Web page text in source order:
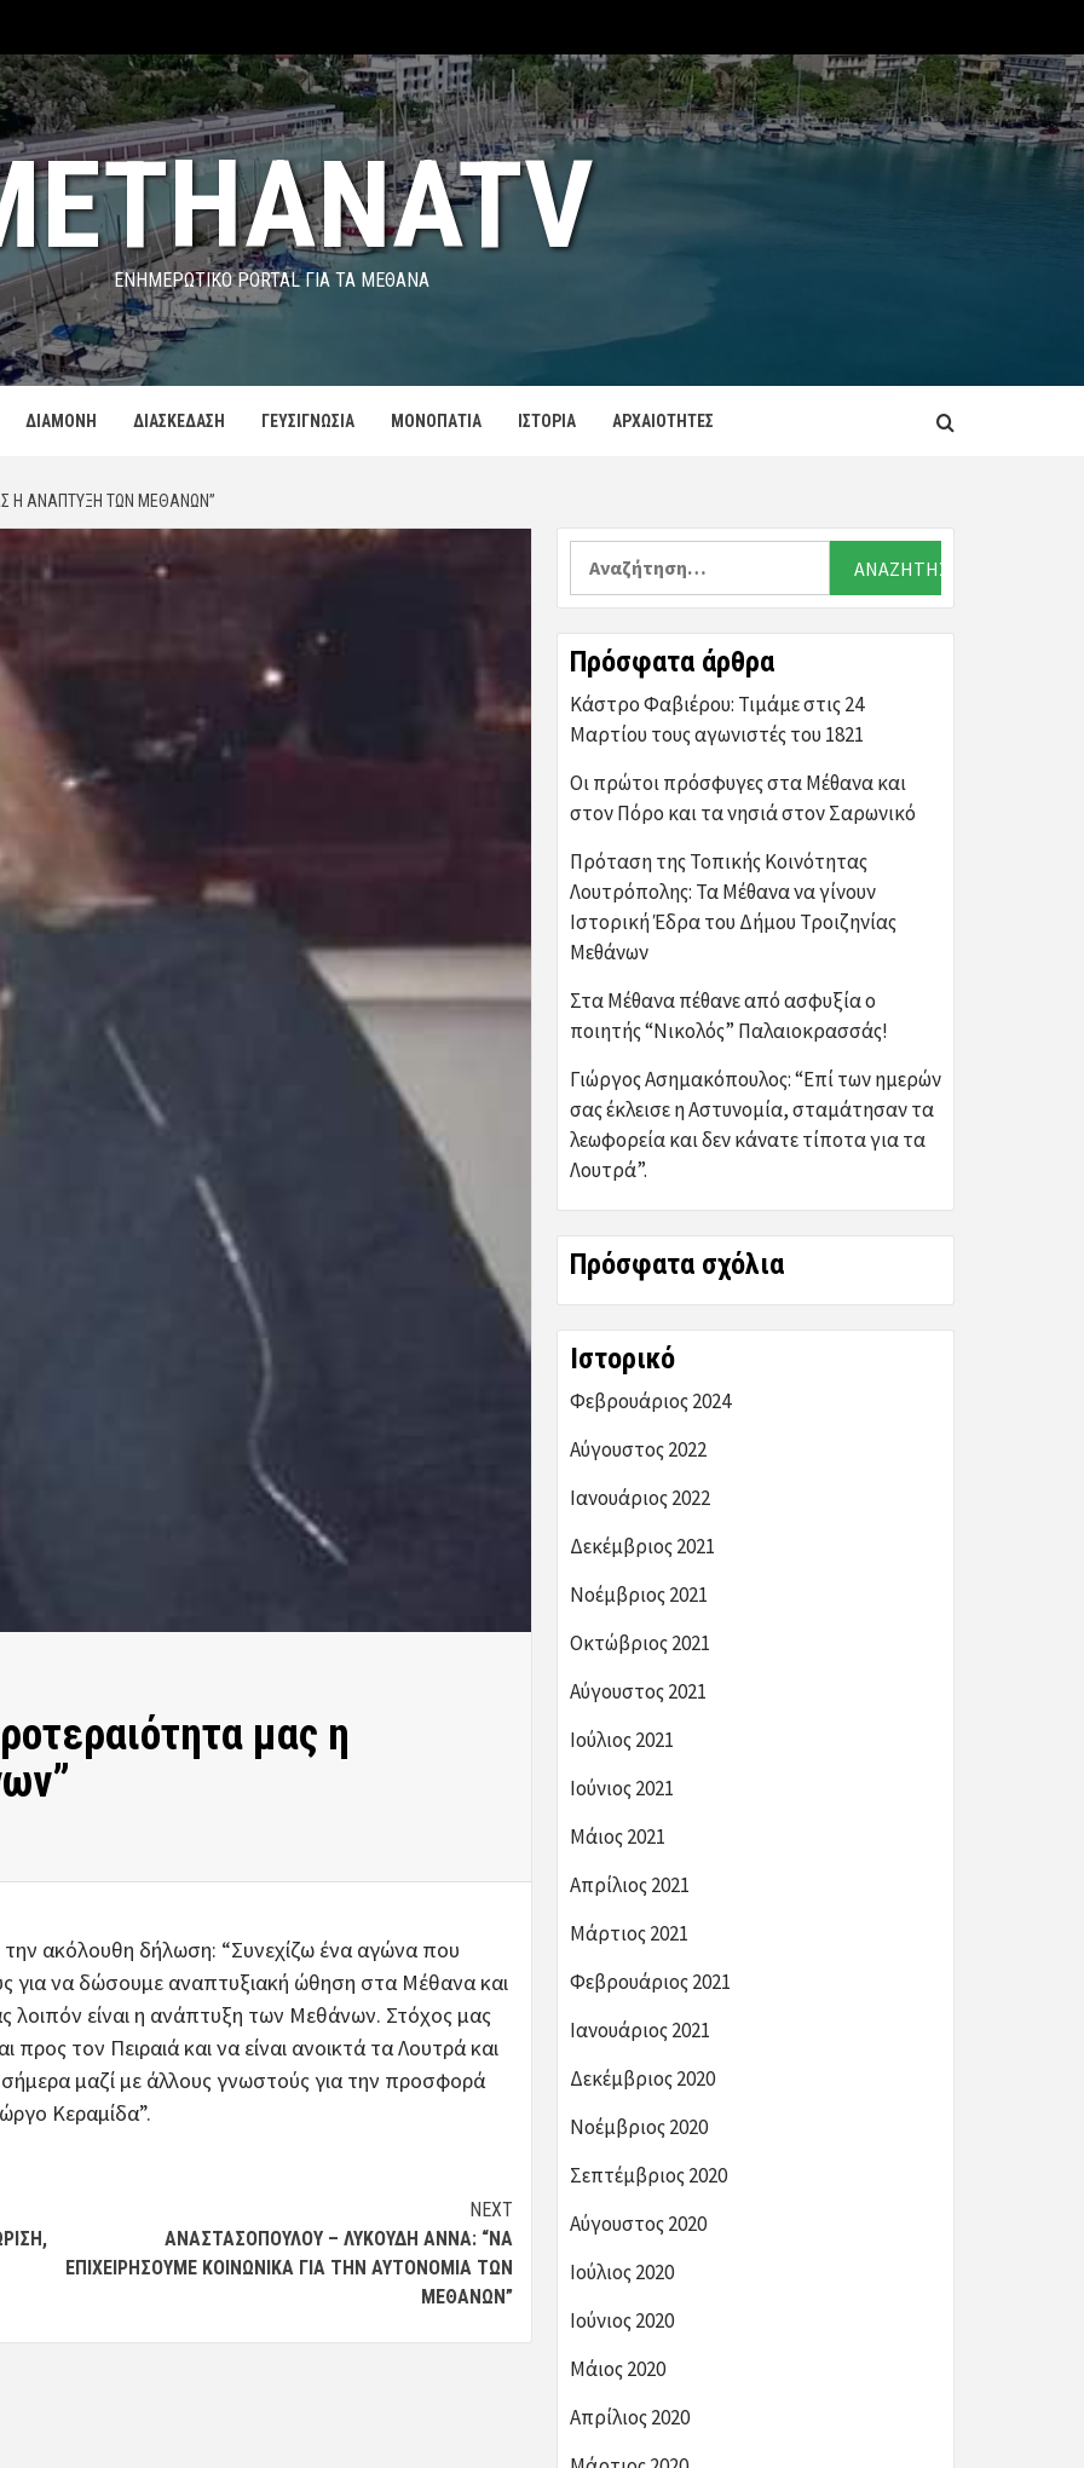
ΕΝΗΜΕΡΩΤΙΚΌ PORTAL ΓΙΑ ΤΑ ΜΕΘΑΝΑ
ΔΙΑΜΟΝΗ ΔΙΑΣΚΕΔΑΣΗ ΓΕΥΣΙΓΝΩΣΙΑ ΜΟΝΟΠΑΤΙΑ ΙΣΤΟΡΙΑ ΑΡΧΑΙΟΤΗΤΕΣ
Η ΑΝΆΠΤΥΞΗ ΤΩΝ ΜΕΘΆΝΩΝ”
μας η
ακόλουθη δήλωση: “Συνεχίζω ένα αγώνα που
για να δώσουμε αναπτυξιακή ώθηση στα Μέθανα και
λοιπόν είναι η ανάπτυξη των Μεθάνων. Στόχος μας
τον Πειραιά και να είναι ανοικτά τα Λουτρά και
σήμερα μαζί με άλλους γνωστούς για την προσφορά
Κεραμίδα”.
NEXT
ΑΝΑΣΤΑΣΟΠΟΎΛΟΥ – ΛΥΚΟΎΔΗ ΆΝΝΑ: “ΝΑ
ΕΠΙΧΕΙΡΉΣΟΥΜΕ ΚΟΙΝΩΝΙΚΆ ΓΙΑ ΤΗΝ ΑΥΤΟΝΟΜΊΑ ΤΩΝ
ΜΕΘΆΝΩΝ”
Αναζήτηση
Πρόσφατα άρθρα
Κάστρο Φαβιέρου: Τιμάμε στις 24
Μαρτίου τους αγωνιστές του 1821
Οι πρώτοι πρόσφυγες στα Μέθανα και
στον Πόρο και τα νησιά στον Σαρωνικό
Πρόταση της Τοπικής Κοινότητας
Λουτρόπολης: Τα Μέθανα να γίνουν
Ιστορική Έδρα του Δήμου Τροιζηνίας
Μεθάνων
Στα Μέθανα πέθανε από ασφυξία ο
ποιητής “Νικολός” Παλαιοκρασσάς!
Γιώργος Ασημακόπουλος: “Επί των ημερών
σας έκλεισε η Αστυνομία, σταμάτησαν τα
λεωφορεία και δεν κάνατε τίποτα για τα
Λουτρά”.
Πρόσφατα σχόλια
Ιστορικό
Φεβρουάριος 2024
Αύγουστος 2022
Ιανουάριος 2022
Δεκέμβριος 2021
Νοέμβριος 2021
Οκτώβριος 2021
Αύγουστος 2021
Ιούλιος 2021
Ιούνιος 2021
Μάιος 2021
Απρίλιος 2021
Μάρτιος 2021
Φεβρουάριος 2021
Ιανουάριος 2021
Δεκέμβριος 2020
Νοέμβριος 2020
Σεπτέμβριος 2020
Αύγουστος 2020
Ιούλιος 2020
Ιούνιος 2020
Μάιος 2020
Απρίλιος 2020